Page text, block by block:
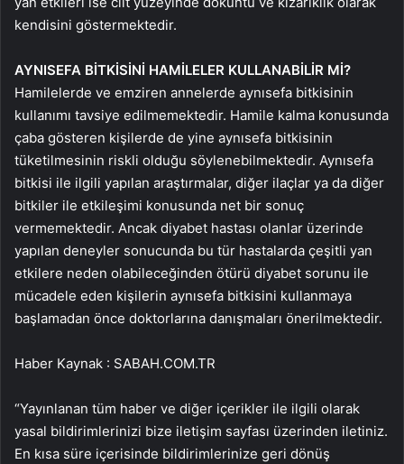
kendisini göstermektedir.
AYNISEFA BİTKİSİNİ HAMİLELER KULLANABİLİR Mİ?
Hamilelerde ve emziren annelerde aynısefa bitkisinin
kullanımı tavsiye edilmemektedir. Hamile kalma konusunda
çaba gösteren kişilerde de yine aynısefa bitkisinin
tüketilmesinin riskli olduğu söylenebilmektedir. Aynısefa
bitkisi ile ilgili yapılan araştırmalar, diğer ilaçlar ya da diğer
bitkiler ile etkileşimi konusunda net bir sonuç
vermemektedir. Ancak diyabet hastası olanlar üzerinde
yapılan deneyler sonucunda bu tür hastalarda çeşitli yan
etkilere neden olabileceğinden ötürü diyabet sorunu ile
mücadele eden kişilerin aynısefa bitkisini kullanmaya
başlamadan önce doktorlarına danışmaları önerilmektedir.
Haber Kaynak : SABAH.COM.TR
“Yayınlanan tüm haber ve diğer içerikler ile ilgili olarak
yasal bildirimlerinizi bize iletişim sayfası üzerinden iletiniz.
En kısa süre içerisinde bildirimlerinize geri dönüş